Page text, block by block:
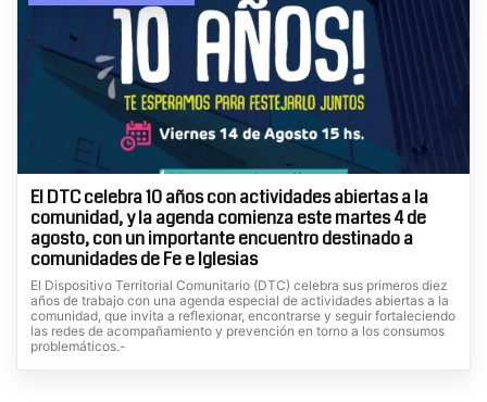
El DTC celebra 10 años con actividades abiertas a la
comunidad, y la agenda comienza este martes 4 de
agosto, con un importante encuentro destinado a
comunidades de Fe e Iglesias
El Dispositivo Territorial Comunitario (DTC) celebra sus primeros diez
años de trabajo con una agenda especial de actividades abiertas a la
comunidad, que invita a reflexionar, encontrarse y seguir fortaleciendo
las redes de acompañamiento y prevención en torno a los consumos
problemáticos.-